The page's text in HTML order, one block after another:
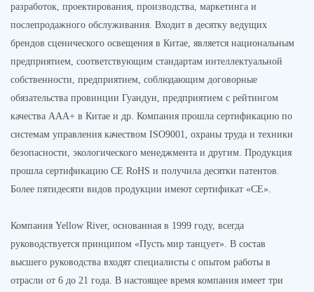
разработок, проектирования, производства, маркетинга и
послепродажного обслуживания. Входит в десятку ведущих
брендов сценического освещения в Китае, является национальным
предприятием, соответствующим стандартам интеллектуальной
собственности, предприятием, соблюдающим договорные
обязательства провинции Гуандун, предприятием с рейтингом
качества AAA+ в Китае и др. Компания прошла сертификацию по
системам управления качеством ISO9001, охраны труда и техники
безопасности, экологического менеджмента и другим. Продукция
прошла сертификацию CE RoHS и получила десятки патентов.
Более пятидесяти видов продукции имеют сертификат «CE».
Компания Yellow River, основанная в 1999 году, всегда
руководствуется принципом «Пусть мир танцует». В состав
высшего руководства входят специалисты с опытом работы в
отрасли от 6 до 21 года. В настоящее время компания имеет три